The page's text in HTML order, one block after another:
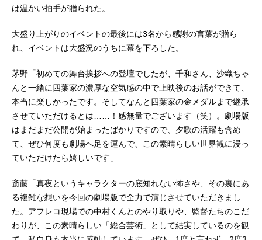
は温かい拍手が贈られた。
大盛り上がりのイベントの最後には3名から感謝の言葉が贈ら
れ、イベントは大盛況のうちに幕を下ろした。
茅野「初めての舞台挨拶への登壇でしたが、千和さん、沙織ちゃ
んと一緒に四葉家の濃厚な空気感の中で上映後のお話ができて、
本当に楽しかったです。そしてなんと四葉家の金メダルまで継承
させていただけるとは……！感無量でございます（笑）。劇場版
はまだまだ公開が始まったばかりですので、夕歌の活躍も含め
て、ぜひ何度も劇場へ足を運んで、この素晴らしい世界観に浸っ
ていただけたら嬉しいです」
斎藤「真夜というキャラクターの底知れない怖さや、その裏にあ
る複雑な想いを今回の劇場版で全力で演じさせていただきまし
た。アフレコ現場での中村くんとのやり取りや、監督たちのこだ
わりが、この素晴らしい「総合芸術」として結実しているのを観